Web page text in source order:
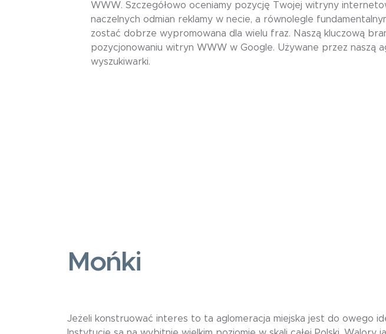
WWW. Szczegółowo oceniamy pozycję Twojej witryny
naczelnych odmian reklamy w necie, a równolegle
zostać dobrze wypromowana dla wielu fraz. Naszą kluczową
pozycjonowaniu witryn WWW w Google. Używane przez naszą
wyszukiwarki.
Mońki
Jeżeli konstruować interes to ta aglomeracja miejska jest do owego